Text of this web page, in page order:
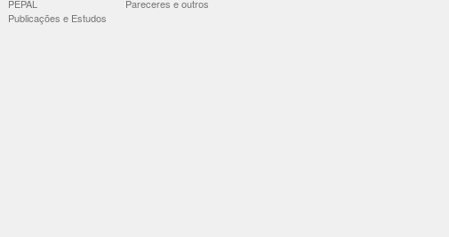
PEPAL
Publicações e Estudos
Pareceres e outros